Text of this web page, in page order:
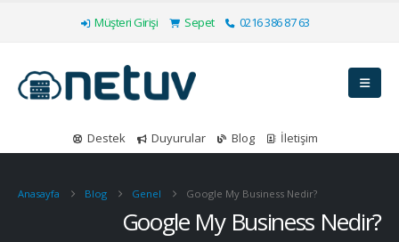
Müşteri Girişi Sepet 0216 386 87 63
Destek Duyurular Blog İletişim
Anasayfa Blog Genel Google My Business Nedir?
Google My Business Nedir?